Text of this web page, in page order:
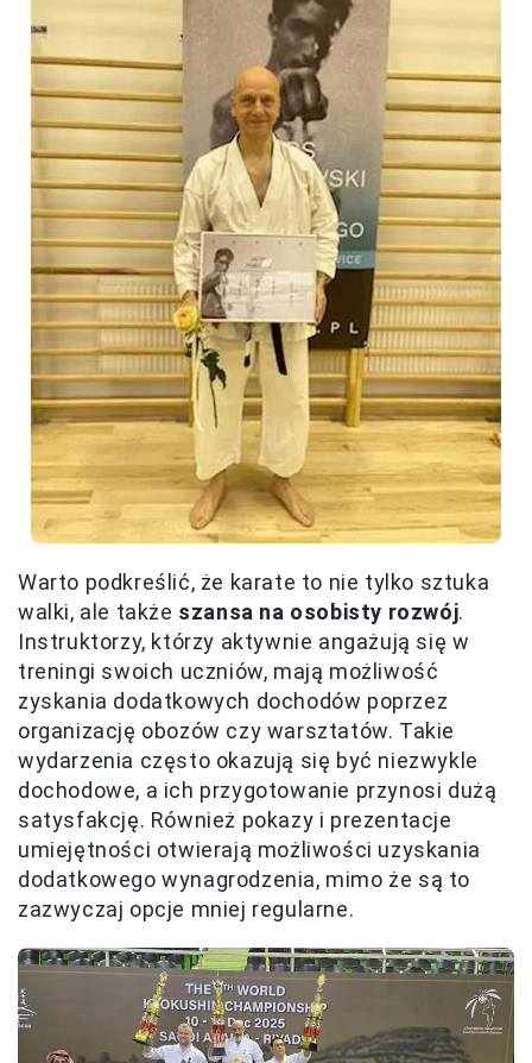
Warto podkreślić, że karate to nie tylko sztuka
walki, ale także szansa na osobisty rozwój.
Instruktorzy, którzy aktywnie angażują się w
treningi swoich uczniów, mają możliwość
zyskania dodatkowych dochodów poprzez
organizację obozów czy warsztatów. Takie
wydarzenia często okazują się być niezwykle
dochodowe, a ich przygotowanie przynosi dużą
satysfakcję. Również pokazy i prezentacje
umiejętności otwierają możliwości uzyskania
dodatkowego wynagrodzenia, mimo że są to
zazwyczaj opcje mniej regularne.